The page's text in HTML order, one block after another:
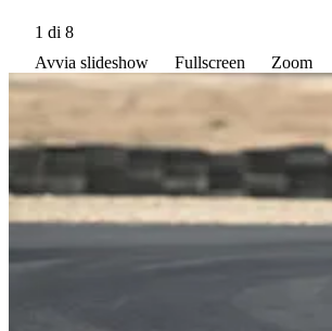
1 di 8
Avvia slideshow
Fullscreen Zoom